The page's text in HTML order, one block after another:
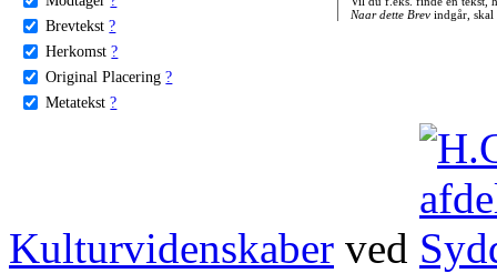
Brevtekst ?
Herkomst ?
Original Placering ?
Metatekst ?
Naar dette Brevindgår, skal
Kulturvidenskaber ved